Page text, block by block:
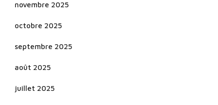
novembre 2025
octobre 2025
septembre 2025
août 2025
juillet 2025